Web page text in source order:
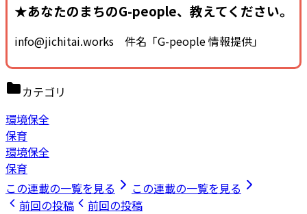
★あなたのまちのG-people、教えてください。
info@jichitai.works 件名「G-people 情報提供」
カテゴリ
環境保全
保育
環境保全
保育
この連載の一覧を見る
この連載の一覧を見る
前回の投稿
前回の投稿